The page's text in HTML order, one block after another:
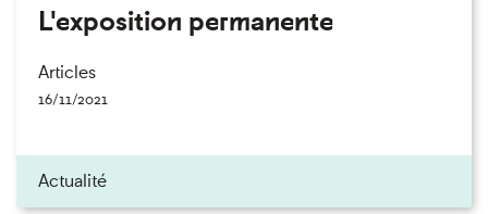
L'exposition permanente
Articles
16/11/2021
Actualité